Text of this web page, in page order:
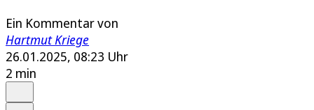
Ein Kommentar von
Hartmut Kriege
26.01.2025, 08:23 Uhr
2 min